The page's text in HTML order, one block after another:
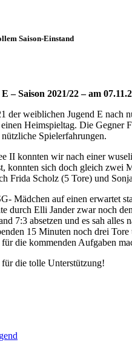
Saison-Einstand
– Saison 2021/22 – am
der weiblichen Jugend E nach
Heimspieltag. Die Gegner
Spielerfahrungen.
II konnten wir nach einer
konnten sich doch gleich zwei
Frida Scholz (5 Tore) und
Mädchen auf einen erwartet
durch Elli Jander zwar noch
7:3 absetzen und es sah
15 Minuten noch drei
die kommenden Aufgaben
die tolle Unterstützung!